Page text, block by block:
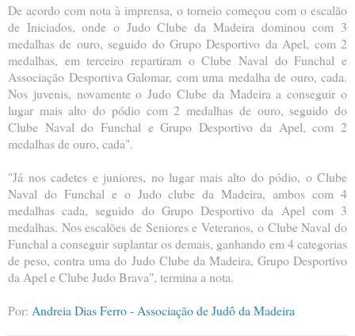
De acordo com nota à imprensa, o torneio começou com o escalão
de Iniciados, onde o Judo Clube da Madeira dominou com 3
medalhas de ouro, seguido do Grupo Desportivo da Apel, com 2
medalhas, em terceiro repartiram o Clube Naval do Funchal e
Associação Desportiva Galomar, com uma medalha de ouro, cada.
Nos juvenis, novamente o Judo Clube da Madeira a conseguir o
lugar mais alto do pódio com 2 medalhas de ouro, seguido do
Clube Naval do Funchal e Grupo Desportivo da Apel, com 2
medalhas de ouro, cada".
"Já nos cadetes e juniores, no lugar mais alto do pódio, o Clube
Naval do Funchal e o Judo clube da Madeira, ambos com 4
medalhas cada, seguido do Grupo Desportivo da Apel com 3
medalhas. Nos escalões de Seniores e Veteranos, o Clube Naval do
Funchal a conseguir suplantar os demais, ganhando em 4 categorias
de peso, contra uma do Judo Clube da Madeira, Grupo Desportivo
da Apel e Clube Judo Brava", termina a nota.
Por: Andreia Dias Ferro - Associação de Judô da Madeira